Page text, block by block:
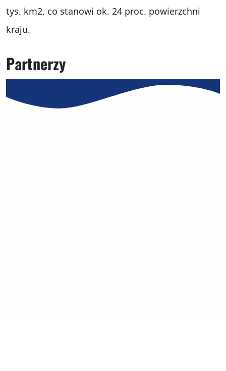
tys. km2, co stanowi ok. 24 proc. powierzchni
kraju.
Partnerzy